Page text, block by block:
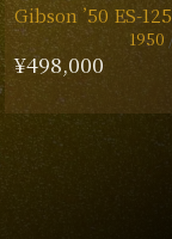
Gibson ’50 ES-125
1950
¥498,000